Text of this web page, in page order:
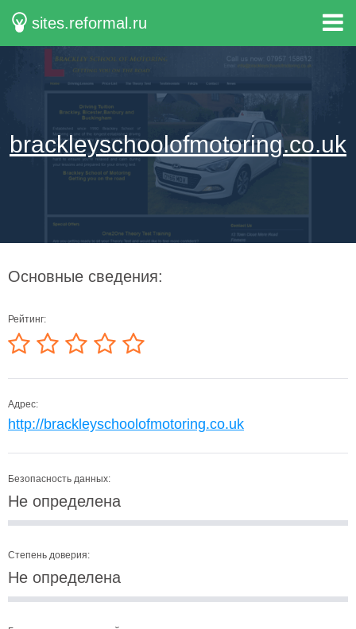
sites.reformal.ru
brackleyschoolofmotoring.co.uk
Основные сведения:
Рейтинг:
Адрес:
http://brackleyschoolofmotoring.co.uk
Безопасность данных:
Не определена
Степень доверия:
Не определена